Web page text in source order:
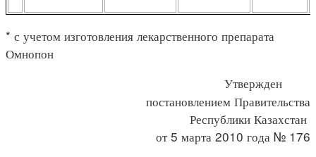
* с учетом изготовления лекарственного препарата
Омнопон
Утвержден
постановлением Правительства
Республики Казахстан
от 5 марта 2010 года № 176